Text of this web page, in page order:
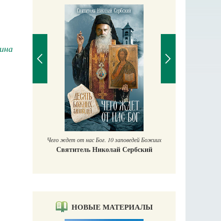
заповедей Божиих
Православный мальчик
Екатерина Баканова
НОВЫЕ МАТЕРИАЛЫ